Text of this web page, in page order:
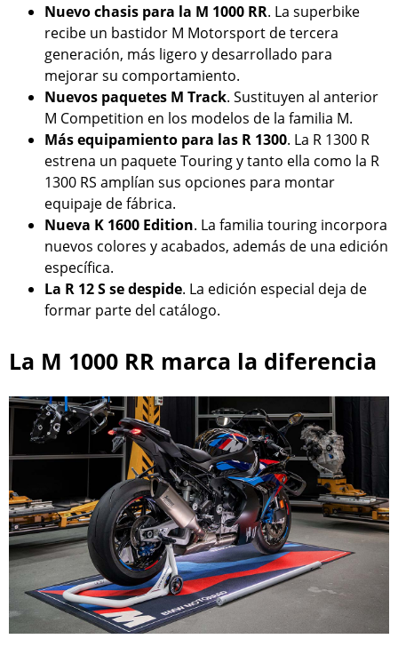
Nuevo chasis para la M 1000 RR. La superbike
recibe un bastidor M Motorsport de tercera
generación, más ligero y desarrollado para
mejorar su comportamiento.
Nuevos paquetes M Track. Sustituyen al anterior
M Competition en los modelos de la familia M.
Más equipamiento para las R 1300. La R 1300 R
estrena un paquete Touring y tanto ella como la R
1300 RS amplían sus opciones para montar
equipaje de fábrica.
Nueva K 1600 Edition. La familia touring incorpora
nuevos colores y acabados, además de una edición
específica.
La R 12 S se despide. La edición especial deja de
formar parte del catálogo.
La M 1000 RR marca la diferencia